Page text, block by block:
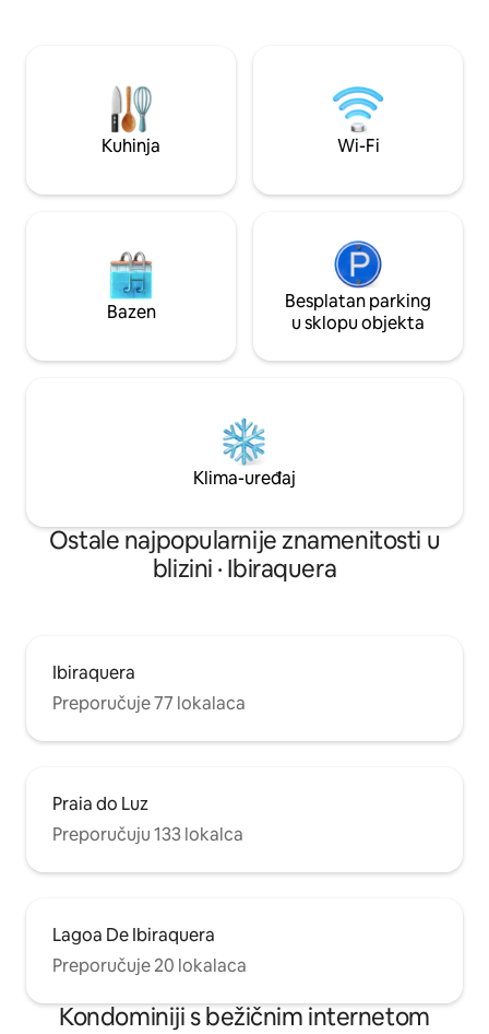
terasa. Privatni parking za dva
automobila. Dobra i sigurna Wi-Fi mreža.
dijele bazen,
kuhinju.
Kuhinja Wi-Fi
Bazen
Besplatan parking
u sklopu objekta
Klima-uređaj
Ostale najpopularnije znamenitosti u
blizini · Ibiraquera
Ibiraquera
Preporučuje 77 lokalaca
Praia do Luz
Preporučuju 133 lokalca
Lagoa De Ibiraquera
Preporučuje 20 lokalaca
Kondominiji s bežičnim internetom